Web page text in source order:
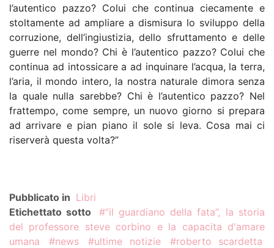
l’autentico pazzo? Colui che continua ciecamente e
stoltamente ad ampliare a dismisura lo sviluppo della
corruzione, dell’ingiustizia, dello sfruttamento e delle
guerre nel mondo? Chi è l’autentico pazzo? Colui che
continua ad intossicare a ad inquinare l’acqua, la terra,
l’aria, il mondo intero, la nostra naturale dimora senza
la quale nulla sarebbe? Chi è l’autentico pazzo? Nel
frattempo, come sempre, un nuovo giorno si prepara
ad arrivare e pian piano il sole si leva. Cosa mai ci
riserverà questa volta?”
Pubblicato in Libri
Etichettato sotto
“il guardiano della fata”, la storia
del professore steve corbino e la capacita d'amare
umana
news ultime notizie
roberto scardetta
31
LUG
Human Rights Film
Fest: cinema, incontri
e diritti umani dal
mondo
Dal 9 al 13 settembre a Roma...
LUG
Luglio 2026. Il Libro
Il più discusso tra i titoli presenti
sul nostro gruppo FB è, senza
dubbio, I Convitati Di Pietra...